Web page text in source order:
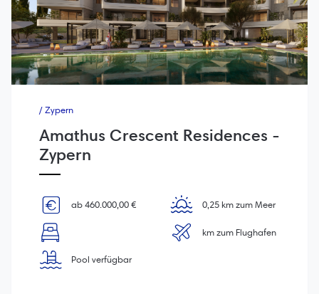
/ Zypern
Amathus Crescent Residences -
Zypern
ab 460.000,00 €
Pool verfügbar
0,25 km zum Meer
km zum Flughafen